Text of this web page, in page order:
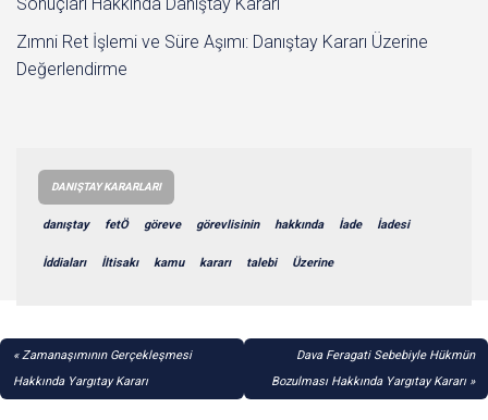
Zımni Ret İşlemi ve Süre Aşımı: Danıştay Kararı Üzerine
Değerlendirme
DANIŞTAY KARARLARI
danıştay fetÖ göreve görevlisinin hakkında İade İadesi
İddiaları İltisakı kamu kararı talebi Üzerine
YAZI
GEZINMESI
Zamanaşımının Gerçekleşmesi
Hakkında Yargıtay Kararı
Dava Feragati Sebebiyle Hükmün
Bozulması Hakkında Yargıtay Kararı